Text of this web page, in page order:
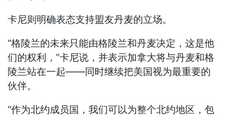
卡尼则明确表态支持盟友丹麦的立场。
“格陵兰的未来只能由格陵兰和丹麦决定，这是他
们的权利，”卡尼说，并表示加拿大将与丹麦和格
陵兰站在一起——同时继续把美国视为最重要的
伙伴。
“作为北约成员国，我们可以为整个北约地区，包